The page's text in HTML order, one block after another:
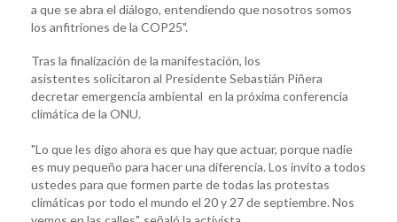
a que se abra el diálogo, entendiendo que nosotros somos
los anfitriones de la COP25".
Tras la finalización de la manifestación, los
asistentes solicitaron al Presidente Sebastián Piñera
decretar emergencia ambiental en la próxima conferencia
climática de la ONU.
"Lo que les digo ahora es que hay que actuar, porque nadie
es muy pequeño para hacer una diferencia. Los invito a todos
ustedes para que formen parte de todas las protestas
climáticas por todo el mundo el 20 y 27 de septiembre. Nos